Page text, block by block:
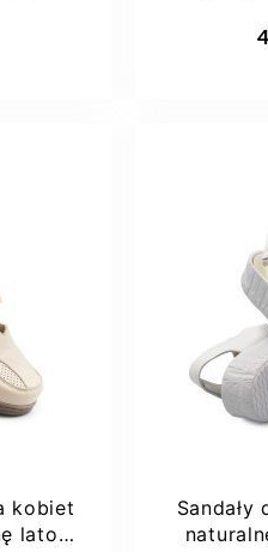
37,5
kobiet
lato